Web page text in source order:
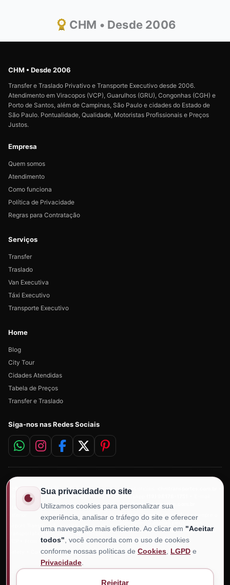
CHM • Desde 2006
CHM • Desde 2006
Transfer e Traslado Privativo e Transporte Executivo desde 2006.
Atendimento em Viracopos (VCP), Guarulhos (GRU), Congonhas (CGH) e
Porto de Santos, além de Campinas, São Paulo e cidades do Estado de
São Paulo. Pontualidade, Qualidade, Motoristas Profissionais e Preços
Justos.
Empresa
Quem somos
Atendimento
Como funciona
Política de Privacidade
Regras para Contratação
Serviços
Transfer
Traslado
Van Executiva
Táxi Executivo
Transporte Executivo
Home
Blog
City Tour
Cidades Atendidas
Tabela de Preços
Transfer e Traslado
Siga-nos nas Redes Sociais
CHM Transportes Executivos • Desde
2006 • Mais de 20 anos de experiência
Atendimento para clientes do Brasil e do
Transportation • Private Driver • From
VCP • From GRU
Safety • Comfort • Punctuality
Canais oficiais:
WhatsApp
chm@chmtransportes.com.br
Aviso de segurança: confirme sempre o
atendimento apenas pelos canais
oficiais. A CHM não realiza abordagens
comerciais por redes sociais.
Sua privacidade no site
Utilizamos cookies para personalizar sua
experiência, analisar o tráfego do site e oferecer
uma navegação mais eficiente. Ao clicar em "Aceitar
todos" , você concorda com o uso de cookies
conforme nossas políticas de Cookies LGPD e
Privacidade
Rejeitar